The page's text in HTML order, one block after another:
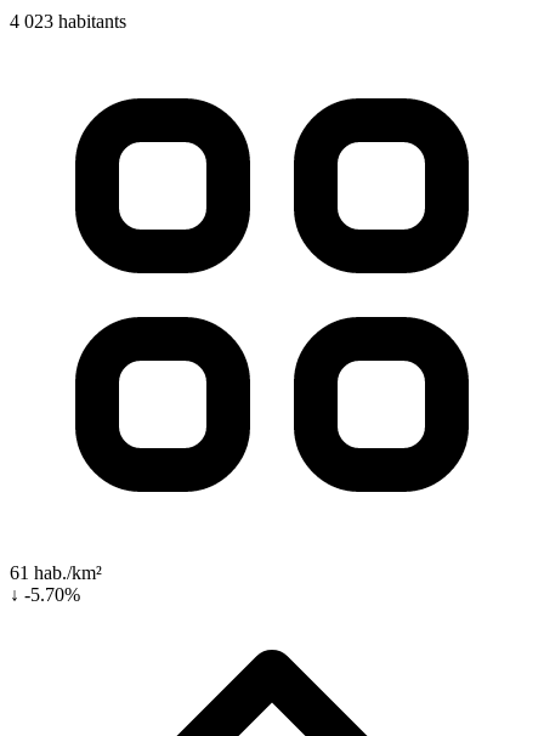
4 023 habitants
61 hab./km²
↓ -5.70%